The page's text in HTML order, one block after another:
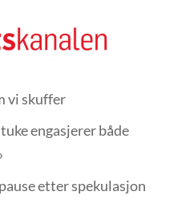
vi skuffer
engasjerer både
etter spekulasjon